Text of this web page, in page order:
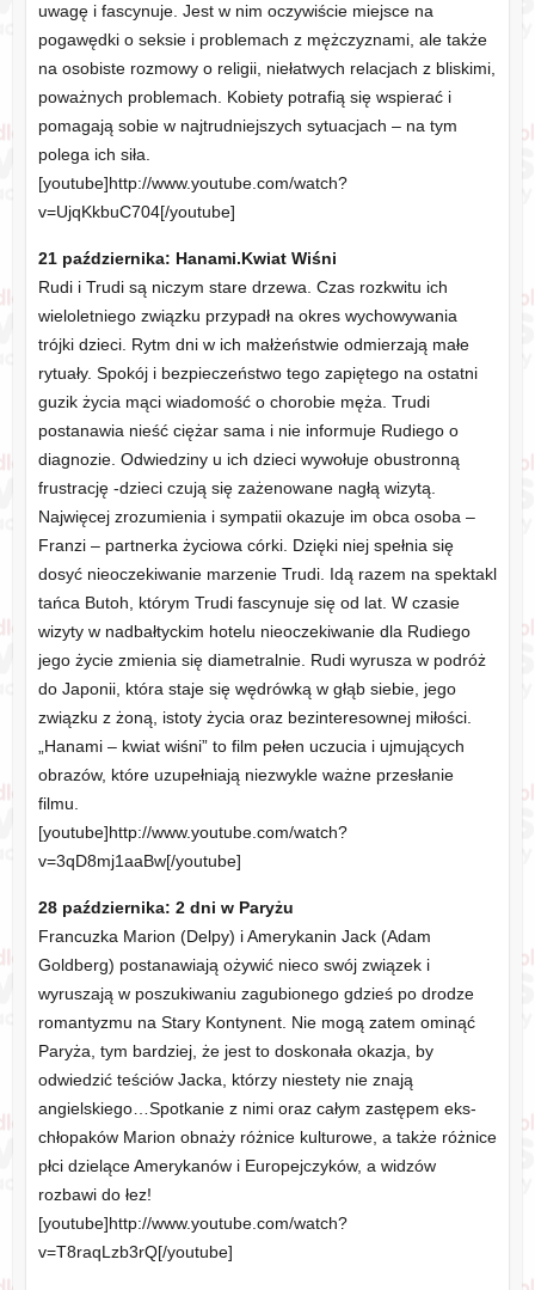
uwagę i fascynuje. Jest w nim oczywiście miejsce na
pogawędki o seksie i problemach z mężczyznami, ale także
na osobiste rozmowy o religii, niełatwych relacjach z bliskimi,
poważnych problemach. Kobiety potrafią się wspierać i
pomagają sobie w najtrudniejszych sytuacjach – na tym
polega ich siła.
[youtube]http://www.youtube.com/watch?
v=UjqKkbuC704[/youtube]
21 października: Hanami.Kwiat Wiśni
Rudi i Trudi są niczym stare drzewa. Czas rozkwitu ich
wieloletniego związku przypadł na okres wychowywania
trójki dzieci. Rytm dni w ich małżeństwie odmierzają małe
rytuały. Spokój i bezpieczeństwo tego zapiętego na ostatni
guzik życia mąci wiadomość o chorobie męża. Trudi
postanawia nieść ciężar sama i nie informuje Rudiego o
diagnozie. Odwiedziny u ich dzieci wywołuje obustronną
frustrację -dzieci czują się zażenowane nagłą wizytą.
Najwięcej zrozumienia i sympatii okazuje im obca osoba –
Franzi – partnerka życiowa córki. Dzięki niej spełnia się
dosyć nieoczekiwanie marzenie Trudi. Idą razem na spektakl
tańca Butoh, którym Trudi fascynuje się od lat. W czasie
wizyty w nadbałtyckim hotelu nieoczekiwanie dla Rudiego
jego życie zmienia się diametralnie. Rudi wyrusza w podróż
do Japonii, która staje się wędrówką w głąb siebie, jego
związku z żoną, istoty życia oraz bezinteresownej miłości.
„Hanami – kwiat wiśni” to film pełen uczucia i ujmujących
obrazów, które uzupełniają niezwykle ważne przesłanie
filmu.
[youtube]http://www.youtube.com/watch?
v=3qD8mj1aaBw[/youtube]
28 października: 2 dni w Paryżu
Francuzka Marion (Delpy) i Amerykanin Jack (Adam
Goldberg) postanawiają ożywić nieco swój związek i
wyruszają w poszukiwaniu zagubionego gdzieś po drodze
romantyzmu na Stary Kontynent. Nie mogą zatem ominąć
Paryża, tym bardziej, że jest to doskonała okazja, by
odwiedzić teściów Jacka, którzy niestety nie znają
angielskiego…Spotkanie z nimi oraz całym zastępem eks-
chłopaków Marion obnaży różnice kulturowe, a także różnice
płci dzielące Amerykanów i Europejczyków, a widzów
rozbawi do łez!
[youtube]http://www.youtube.com/watch?
v=T8raqLzb3rQ[/youtube]